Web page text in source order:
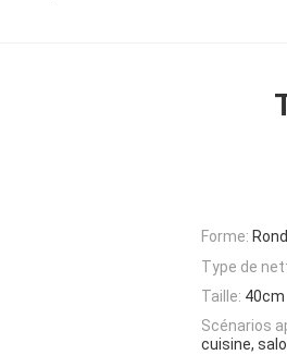
Forme:
Type de
Taille: 40cm
Scénarios
cuisine,